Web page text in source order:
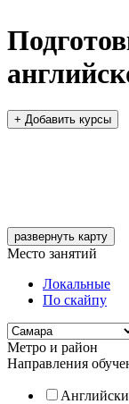
+ Добавить курсы
развернуть карту
Место занятий
Локальные
По скайпу
Метро и район
Направления